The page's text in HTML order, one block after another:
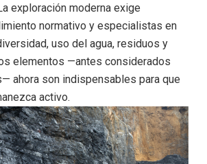
exploración moderna exige
normativo y especialistas en
uso del agua, residuos y
elementos —antes considerados
ahora son indispensables para que
activo.